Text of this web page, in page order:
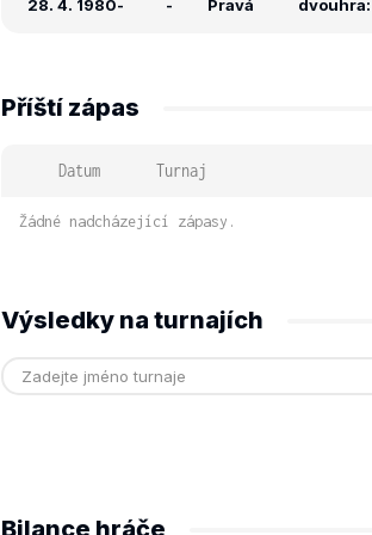
28. 4. 1980- - Pravá
Příští zápas
Datum Turnaj
Žádné nadcházející zápasy.
Výsledky na turnajích
Bilance hráče